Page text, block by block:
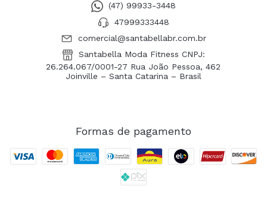
(47) 99933-3448
47999333448
comercial@santabellabr.com.br
Santabella Moda Fitness CNPJ:
26.264.067/0001-27 Rua João Pessoa, 462
Joinville – Santa Catarina – Brasil
Formas de pagamento